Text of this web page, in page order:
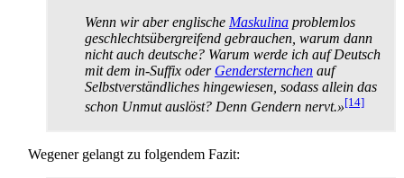
Wenn wir aber englische Maskulina problemlos
geschlechts­übergreifend gebrauchen, warum dann
nicht auch deutsche? Warum werde ich auf Deutsch
mit dem in-Suffix oder Gendersternchen auf
Selbstverständliches hingewiesen, sodass allein das
schon Unmut auslöst? Denn Gendern nervt.»[14]
Wegener gelangt zu folgendem Fazit: